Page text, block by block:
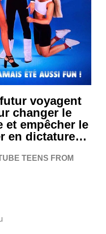
voyagent
changer le
et empêcher le
en dictature…
TEENS FROM